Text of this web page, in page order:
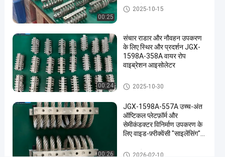
कंपन
डिमपर
#
तार
अलगाव
दमन
#
तार
रस्सी
00:25
तार रस्सी कंपन अलगाव
2025-10-15
00:24
संचार राडार और नौवहन उपकरण
के लिए स्थिर और प्रदर्शन JGX-
1598A-358A वायर रोप
वाइब्रेशन आइसोलेटर
तार रस्सी कंपन अलगाव
2025-10-30
00:26
JGX-1598A-557A उच्च-अंत
ऑप्टिकल प्लेटफ़ॉर्म और
सेमीकंडक्टर विनिर्माण उपकरण के
लिए वाइड-फ़्रीक्वेंसी "साइलेंसिंग"
तार रस्सी कंपन अलगाव
2026-02-10